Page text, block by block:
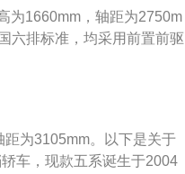
为1660mm，轴距为2750m
六排标准，均采用前置前驱
自一体变速箱。2.0T版本
综合油耗为6.6L。
为3105mm。以下是关于
车，现款五系诞生于2004